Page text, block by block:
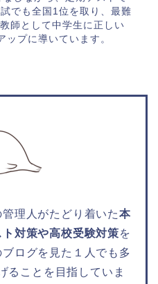
でも全国1位を取り、最難
師として中学生に正しい
ップに導いています。
理人がたどり着いた本
対策や高校受験対策を
ログを見た１人でも多
ることを目指していま